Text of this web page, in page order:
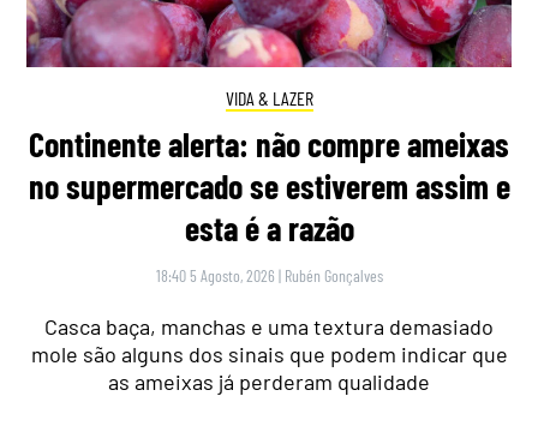
VIDA & LAZER
Continente alerta: não compre ameixas
no supermercado se estiverem assim e
esta é a razão
18:40 5 Agosto, 2026 | Rubén Gonçalves
Casca baça, manchas e uma textura demasiado
mole são alguns dos sinais que podem indicar que
as ameixas já perderam qualidade